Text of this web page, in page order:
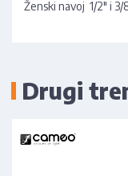
Ženski navoj 1/2" i 3/
Drugi